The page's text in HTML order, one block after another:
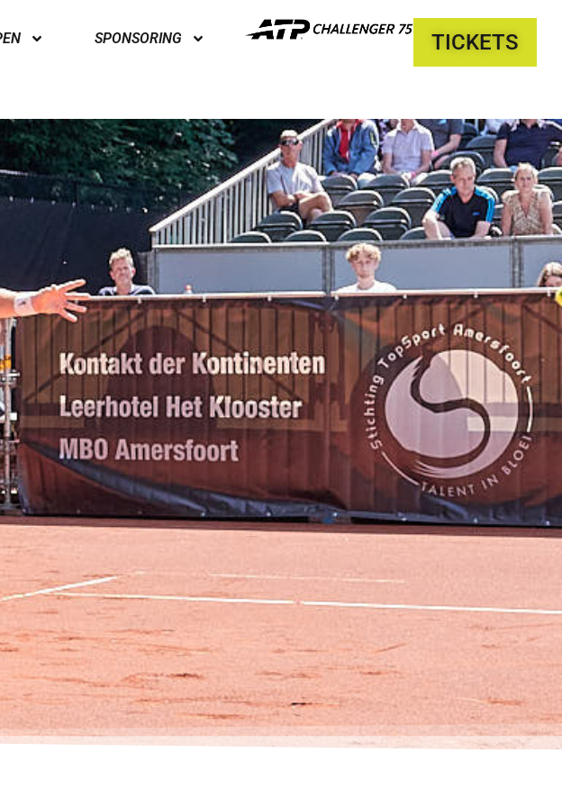
SPONSORING TICKETS